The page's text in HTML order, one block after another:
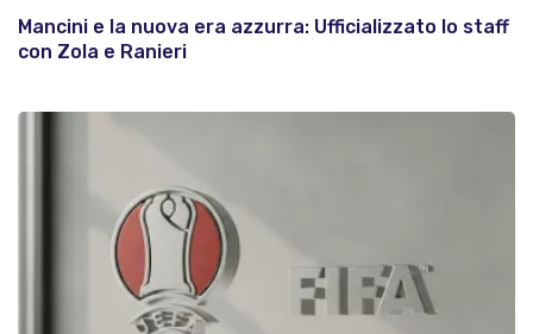
Mancini e la nuova era azzurra: Ufficializzato lo staff
con Zola e Ranieri